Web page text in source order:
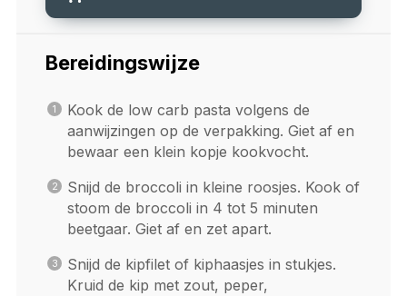
Bereidingswijze
Kook de low carb pasta volgens de
aanwijzingen op de verpakking. Giet af en
bewaar een klein kopje kookvocht.
Snijd de broccoli in kleine roosjes. Kook of
stoom de broccoli in 4 tot 5 minuten
beetgaar. Giet af en zet apart.
Snijd de kipfilet of kiphaasjes in stukjes.
Kruid de kip met zout, peper,